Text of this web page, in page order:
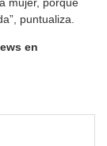
mujer, porque
puntualiza.
en